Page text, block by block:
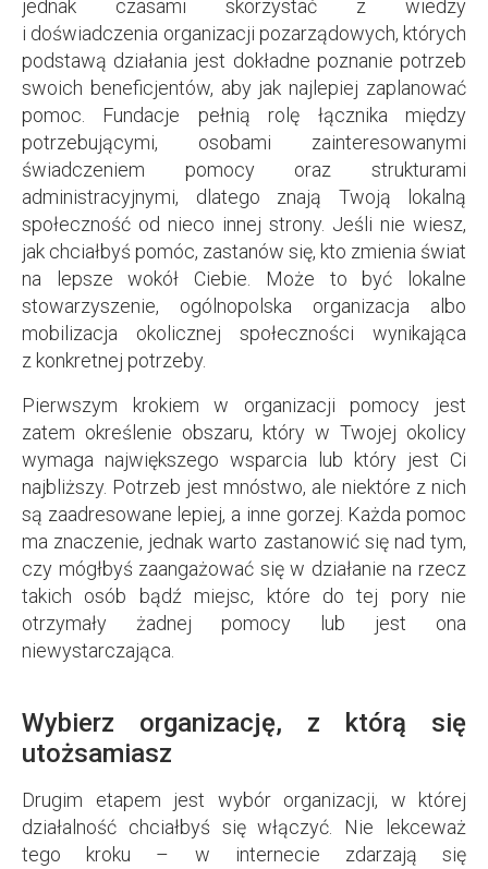
jednak czasami skorzystać z wiedzy
i doświadczenia organizacji pozarządowych, których
podstawą działania jest dokładne poznanie potrzeb
swoich beneficjentów, aby jak najlepiej zaplanować
pomoc. Fundacje pełnią rolę łącznika między
potrzebującymi, osobami zainteresowanymi
świadczeniem pomocy oraz strukturami
administracyjnymi, dlatego znają Twoją lokalną
społeczność od nieco innej strony. Jeśli nie wiesz,
jak chciałbyś pomóc, zastanów się, kto zmienia świat
na lepsze wokół Ciebie. Może to być lokalne
stowarzyszenie, ogólnopolska organizacja albo
mobilizacja okolicznej społeczności wynikająca
z konkretnej potrzeby.
Pierwszym krokiem w organizacji pomocy jest
zatem określenie obszaru, który w Twojej okolicy
wymaga największego wsparcia lub który jest Ci
najbliższy. Potrzeb jest mnóstwo, ale niektóre z nich
są zaadresowane lepiej, a inne gorzej. Każda pomoc
ma znaczenie, jednak warto zastanowić się nad tym,
czy mógłbyś zaangażować się w działanie na rzecz
takich osób bądź miejsc, które do tej pory nie
otrzymały żadnej pomocy lub jest ona
niewystarczająca.
Wybierz organizację, z którą się
utożsamiasz
Drugim etapem jest wybór organizacji, w której
działalność chciałbyś się włączyć. Nie lekceważ
tego kroku – w internecie zdarzają się